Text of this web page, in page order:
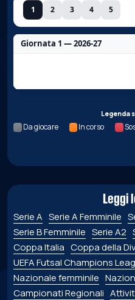
1 2 3 4 5
Giornata 1 — 2026-27
Legenda
Da giocare In corso
Leggi
Serie A Serie A Femminile
Serie B Femminile Serie A2
Coppa Italia Coppa della
UEFA Futsal Champions
Nazionale femminile
Campionati Regionali